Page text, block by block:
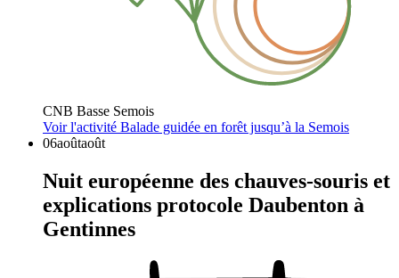
CNB Basse Semois
Voir l'activité Balade guidée en forêt jusqu’à la Semois
06aoûtaoût
Nuit européenne des chauves-souris et
explications protocole Daubenton à
Gentinnes